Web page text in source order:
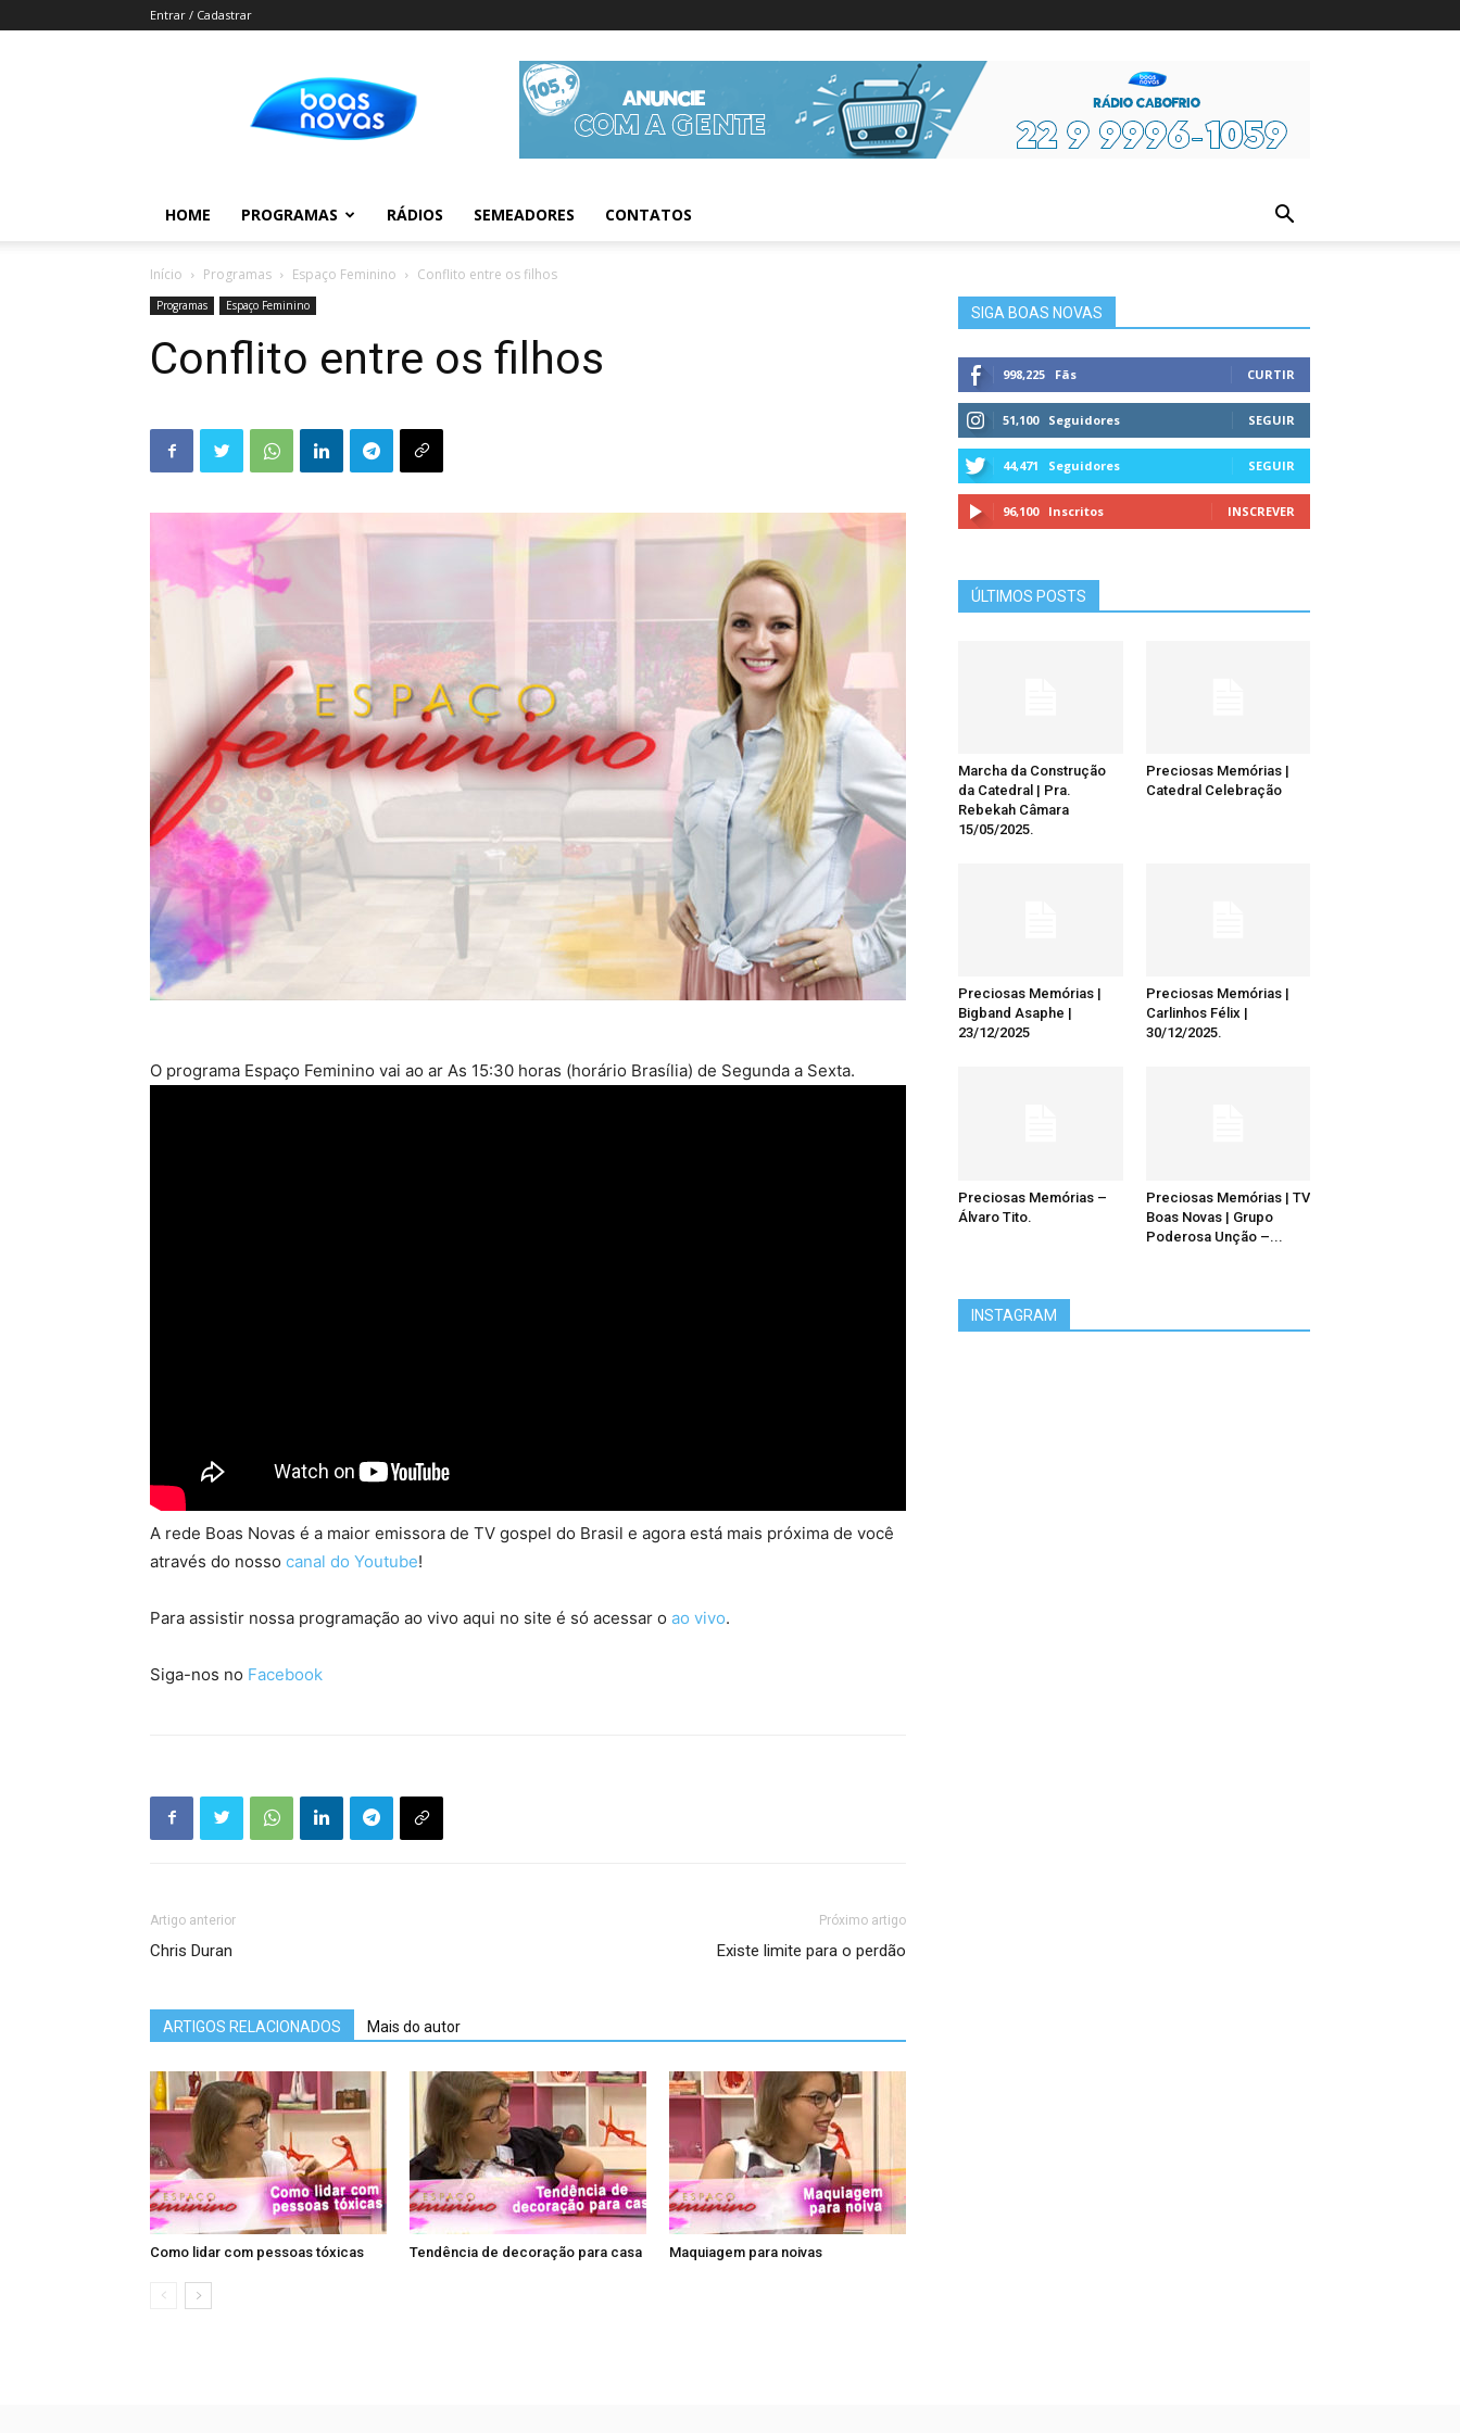
Entrar / Cadastrar
Novas
Informações da Figura
HOME PROGRAMAS RÁDIOS SEMEADORES CONTATOS
Início Programas Espaço Feminino Conflito entre os filhos
Programas Espaço Feminino
Conflito entre os filhos
O programa Espaço Feminino vai ao ar As 15:30 horas (horário Brasília) de Segunda a Sexta.
A rede Boas Novas é a maior emissora de TV gospel do Brasil e agora está mais próxima de você
através do nosso canal do Youtube!
Para assistir nossa programação ao vivo aqui no site é só acessar o ao vivo.
Siga-nos no Facebook
Artigo anterior
Chris Duran
Próximo artigo
Existe limite para o perdão
ARTIGOS RELACIONADOS Mais do autor
Como lidar com pessoas tóxicas Tendência de decoração para casa Maquiagem para noivas
SIGA BOAS NOVAS
998,225 Fãs CURTIR
51,100 Seguidores SEGUIR
44,471 Seguidores SEGUIR
96,100 Inscritos INSCREVER
ÚLTIMOS POSTS
Marcha da Construção
da Catedral | Pra.
Rebekah Câmara
15/05/2025.
Preciosas Memórias |
Catedral Celebração
Preciosas Memórias |
Bigband Asaphe |
23/12/2025
Preciosas Memórias |
Carlinhos Félix |
30/12/2025.
Preciosas Memórias –
Álvaro Tito.
Preciosas Memórias | TV
Boas Novas | Grupo
Poderosa Unção –...
INSTAGRAM